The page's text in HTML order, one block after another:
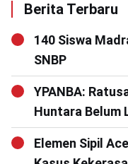
Berita Terbaru
140 Siswa
SNBP
YPANBA:
Huntara Belum
Elemen Sipil